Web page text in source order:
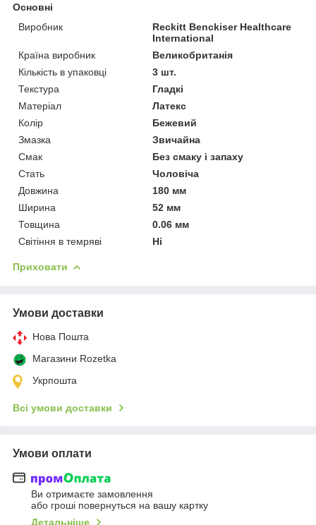
Основні
Виробник
Reckitt Benckiser Healthcare
International
Країна виробник
Великобританія
Кількість в упаковці
3 шт.
Текстура
Гладкі
Матеріал
Латекс
Колір
Бежевий
Змазка
Звичайна
Смак
Без смаку і запаху
Стать
Чоловіча
Довжина
180 мм
Ширина
52 мм
Товщина
0.06 мм
Світіння в темряві
Ні
Приховати
Умови доставки
Нова Пошта
Магазини Rozetka
Укрпошта
Всі умови доставки
Умови оплати
Ви отримаєте замовлення
або гроші повернуться на вашу картку
Детальніше